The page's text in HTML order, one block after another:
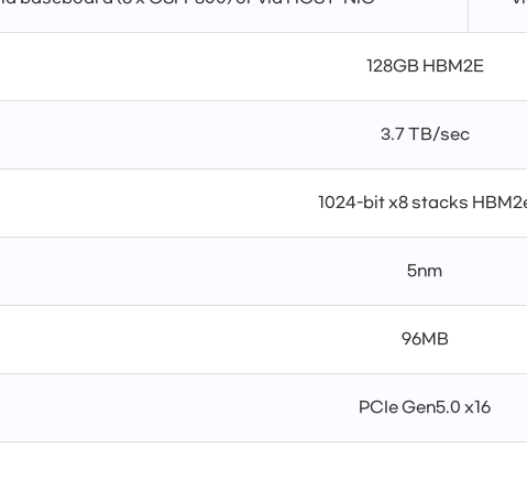
128GB HBM2E
3.7 TB/sec
1024-bit x8 stacks
5nm
96MB
PCIe Gen5.0 x16